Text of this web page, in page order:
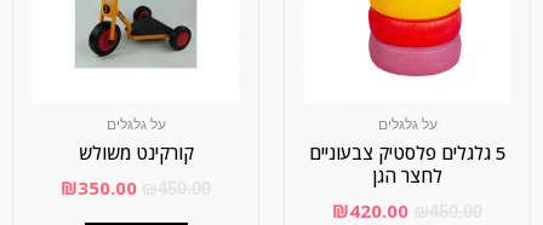
על גלגלים
5 גלגלים פלסטיק צבעוניים
לחצר הגן
₪420.00
על גלגלים
קורקינט משולש
₪350.00